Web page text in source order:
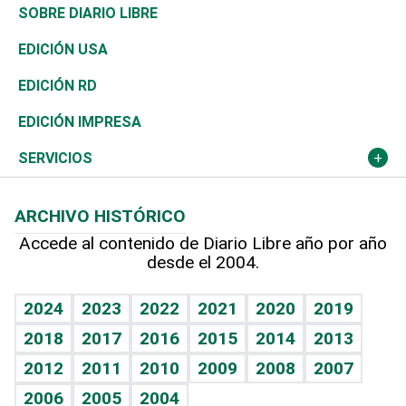
José Boquete
Reportajes
Asia
África
Ocenanía
Caribe
Resto del mundo
Consumo
Vivienda
Telecom.
Global y variable
Economía personal
Belleza
Buena Vida
Sociales
Novedades
Podcast Arte Libre
Hablando con el pediatra
Vida y familia
Eñe
Celebrando la vida
Golf
Ciclismo
Tenis
Olimpismo
Más deportes
Línea de hit
TBT Deportivo
De buena tinta
En Directo
El Espía
Noticiero Poteleche
Columnistas
Más firmas
Clima
Tecnología
Historia
Martes de tecnología
Cambio climático
Mundo
Economía
Revista
Deportes
Opinión
Hecho en casa
Guía del dinero
SOBRE DIARIO LIBRE
EDICIÓN USA
EDICIÓN RD
EDICIÓN IMPRESA
SERVICIOS
Cumpleaños
Horóscopos
Crucigramas
ARCHIVO HISTÓRICO
Accede al contenido de Diario Libre año por año
desde el 2004.
2024 2023 2022 2021 2020
2019
2018
2017 2016 2015 2014
2013
2012
2011 2010 2009 2008
2007
2006
2005 2004